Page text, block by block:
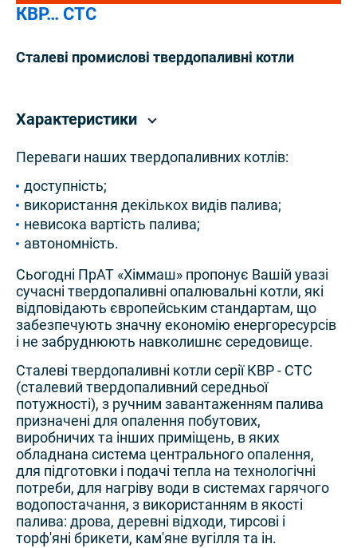
КВР… СТС
Сталеві промислові твердопаливні котли
Характеристики
Переваги наших твердопаливних котлів:
доступність;
використання декількох видів палива;
невисока вартість палива;
автономність.
Сьогодні ПрАТ «Хіммаш» пропонує Вашій увазі
сучасні твердопаливні опалювальні котли, які
відповідають європейським стандартам, що
забезпечують значну економію енергоресурсів
і не забруднюють навколишнє середовище.
Сталеві твердопаливні котли серії КВР - СТС
(сталевий твердопаливний середньої
потужності), з ручним завантаженням палива
призначені для опалення побутових,
виробничих та інших приміщень, в яких
обладнана система центрального опалення,
для підготовки і подачі тепла на технологічні
потреби, для нагріву води в системах гарячого
водопостачання, з використанням в якості
палива: дрова, деревні відходи, тирсові і
торф'яні брикети, кам'яне вугілля та ін.